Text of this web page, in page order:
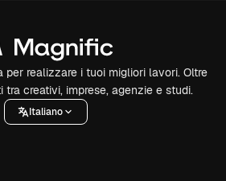
per realizzare i tuoi migliori lavori. Oltre
tra creativi, imprese, agenzie e studi.
Italiano